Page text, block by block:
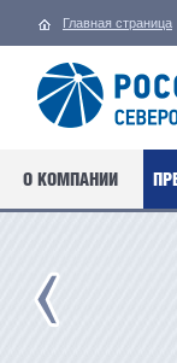
Главная страница
О КОМПАНИИ